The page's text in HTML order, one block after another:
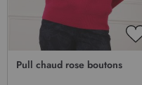
Pull chaud rose boutons